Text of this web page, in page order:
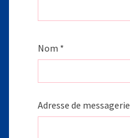
Nom *
Adresse de messagerie